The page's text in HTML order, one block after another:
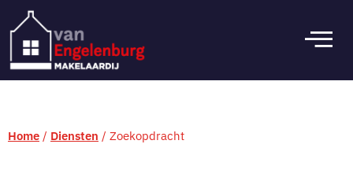
Home / Diensten / Zoekopdracht